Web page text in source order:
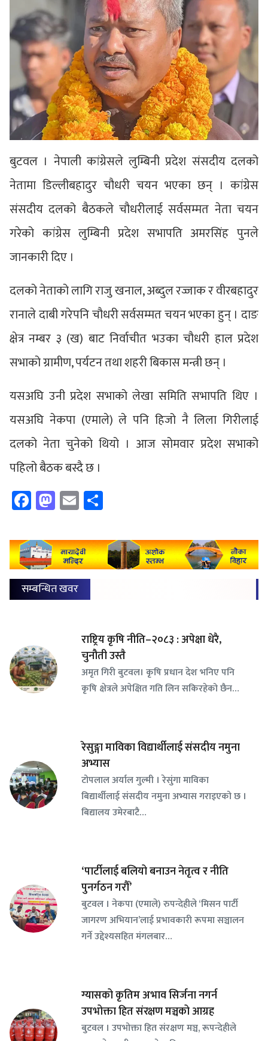
बुटवल । नेपाली कांग्रेसले लुम्बिनी प्रदेश संसदीय दलको
नेतामा डिल्लीबहादुर चौधरी चयन भएका छन् । कांग्रेस
संसदीय दलको बैठकले चौधरीलाई सर्वसम्मत नेता चयन
गरेको कांग्रेस लुम्बिनी प्रदेश सभापति अमरसिंह पुनले
जानकारी दिए ।
दलको नेताको लागि राजु खनाल, अब्दुल रज्जाक र वीरबहादुर
रानाले दाबी गरेपनि चौधरी सर्वसम्मत चयन भएका हुन् । दाङ
क्षेत्र नम्बर ३ (ख) बाट निर्वाचीत भउका चौधरी हाल प्रदेश
सभाको ग्रामीण, पर्यटन तथा शहरी बिकास मन्त्री छन् ।
यसअघि उनी प्रदेश सभाको लेखा समिति सभापति थिए ।
यसअघि नेकपा (एमाले) ले पनि हिजो नै लिला गिरीलाई
दलको नेता चुनेको थियो । आज सोमवार प्रदेश सभाको
पहिलो बैठक बस्दै छ ।
Facebook
Mastodon
Email
सम्बन्धित खवर
राष्ट्रिय कृषि नीति–२०८३ : अपेक्षा धेरै,
चुनौती उस्तै
अमृत गिरी बुटवल। कृषि प्रधान देश भनिए पनि
कृषि क्षेत्रले अपेक्षित गति लिन सकिरहेको छैन…
रेसुङ्गा माविका विद्यार्थीलाई संसदीय नमुना
अभ्यास
टोपलाल अर्याल गुल्मी । रेसुंगा माविका
बिद्यार्थीलाई संसदीय नमुना अभ्यास गराइएको छ ।
बिद्यालय उमेरबाटै…
‘पार्टीलाई बलियो बनाउन नेतृत्व र नीति
पुनर्गठन गरौँ’
बुटवल । नेकपा (एमाले) रुपन्देहीले ‘मिसन पार्टी
जागरण अभियान’लाई प्रभावकारी रूपमा सञ्चालन
गर्ने उद्देश्यसहित मंगलबार…
ग्यासको कृतिम अभाव सिर्जना नगर्न
उपभोक्ता हित संरक्षण मञ्चको आग्रह
बुटवल । उपभोक्ता हित संरक्षण मञ्च, रूपन्देहीले